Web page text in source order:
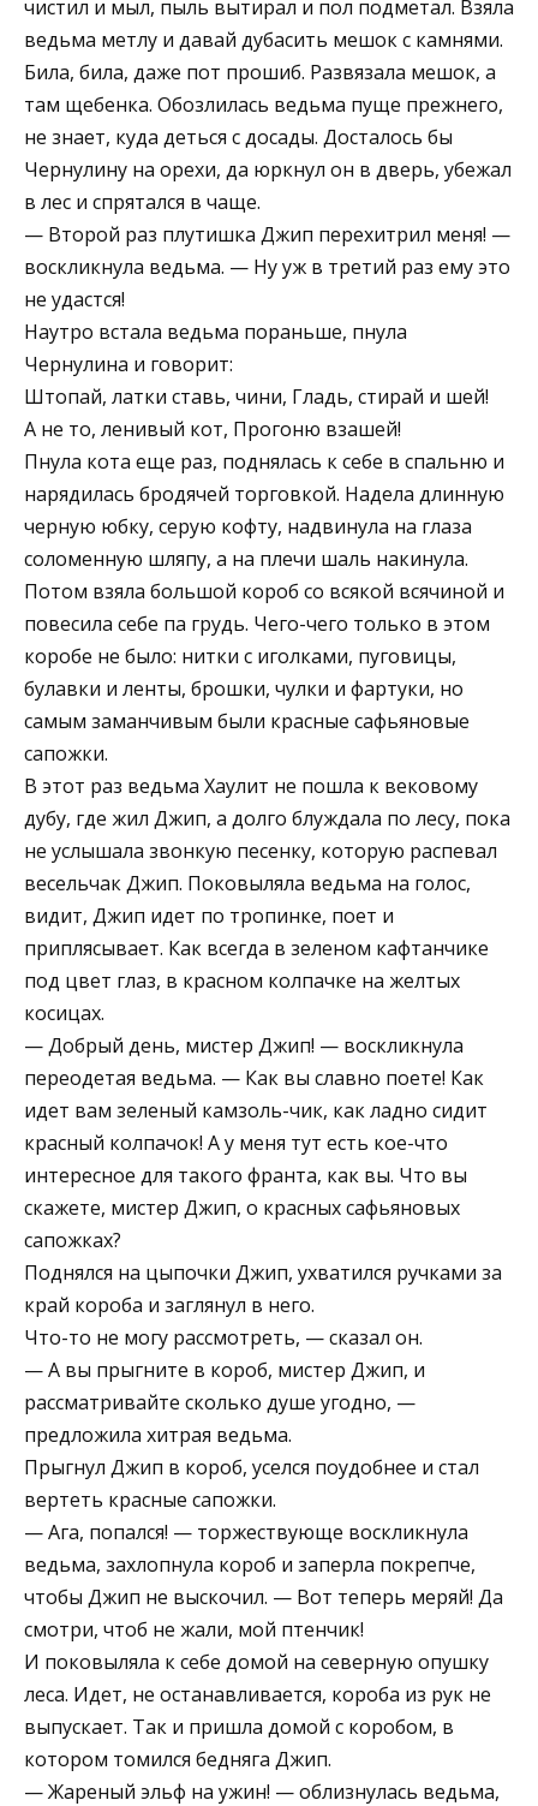
чистил и мыл, пыль вытирал и пол подметал. Взяла
ведьма метлу и давай дубасить мешок с камнями.
Била, била, даже пот прошиб. Развязала мешок, а
там щебенка. Обозлилась ведьма пуще прежнего,
не знает, куда деться с досады. Досталось бы
Чернулину на орехи, да юркнул он в дверь, убежал
в лес и спрятался в чаще.
— Второй раз плутишка Джип перехитрил меня! —
воскликнула ведьма. — Ну уж в третий раз ему это
не удастся!
Наутро встала ведьма пораньше, пнула
Чернулина и говорит:
Штопай, латки ставь, чини, Гладь, стирай и шей!
А не то, ленивый кот, Прогоню взашей!
Пнула кота еще раз, поднялась к себе в спальню и
нарядилась бродячей торговкой. Надела длинную
черную юбку, серую кофту, надвинула на глаза
соломенную шляпу, а на плечи шаль накинула.
Потом взяла большой короб со всякой всячиной и
повесила себе па грудь. Чего-чего только в этом
коробе не было: нитки с иголками, пуговицы,
булавки и ленты, брошки, чулки и фартуки, но
самым заманчивым были красные сафьяновые
сапожки.
В этот раз ведьма Хаулит не пошла к вековому
дубу, где жил Джип, а долго блуждала по лесу, пока
не услышала звонкую песенку, которую распевал
весельчак Джип. Поковыляла ведьма на голос,
видит, Джип идет по тропинке, поет и
приплясывает. Как всегда в зеленом кафтанчике
под цвет глаз, в красном колпачке на желтых
косицах.
— Добрый день, мистер Джип! — воскликнула
переодетая ведьма. — Как вы славно поете! Как
идет вам зеленый камзоль-чик, как ладно сидит
красный колпачок! А у меня тут есть кое-что
интересное для такого франта, как вы. Что вы
скажете, мистер Джип, о красных сафьяновых
сапожках?
Поднялся на цыпочки Джип, ухватился ручками за
край короба и заглянул в него.
Что-то не могу рассмотреть, — сказал он.
— А вы прыгните в короб, мистер Джип, и
рассматривайте сколько душе угодно, —
предложила хитрая ведьма.
Прыгнул Джип в короб, уселся поудобнее и стал
вертеть красные сапожки.
— Ага, попался! — торжествующе воскликнула
ведьма, захлопнула короб и заперла покрепче,
чтобы Джип не выскочил. — Вот теперь меряй! Да
смотри, чтоб не жали, мой птенчик!
И поковыляла к себе домой на северную опушку
леса. Идет, не останавливается, короба из рук не
выпускает. Так и пришла домой с коробом, в
котором томился бедняга Джип.
— Жареный эльф на ужин! — облизнулась ведьма,